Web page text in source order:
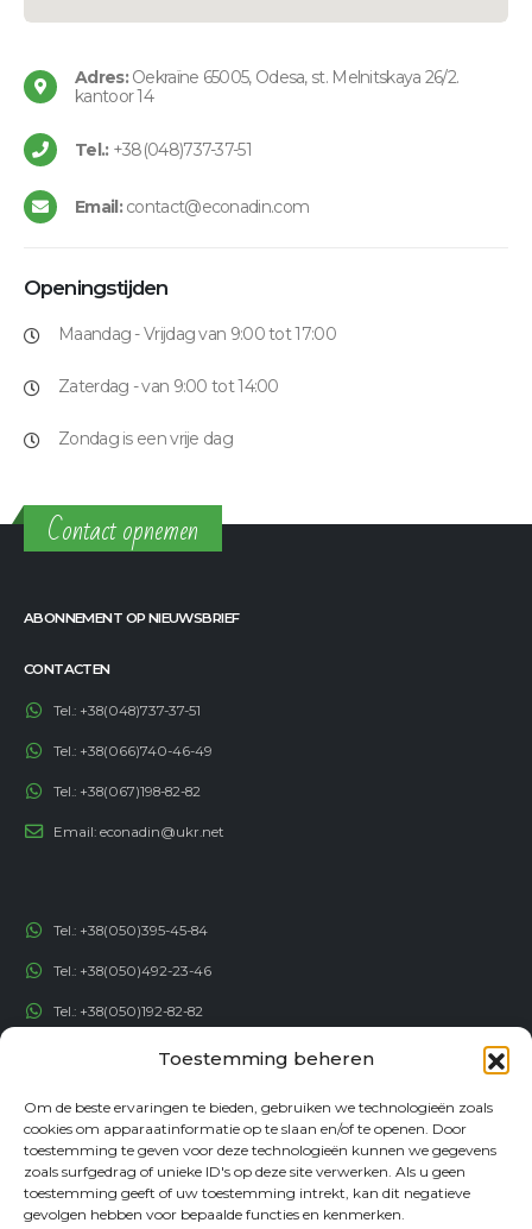
Toestemming beheren
Om de beste ervaringen te bieden, gebruiken we technologieën zoals
cookies om apparaatinformatie op te slaan en/of te openen. Door
toestemming te geven voor deze technologieën kunnen we gegevens
zoals surfgedrag of unieke ID's op deze site verwerken. Als u geen
toestemming geeft of uw toestemming intrekt, kan dit negatieve
gevolgen hebben voor bepaalde functies en kenmerken.
Adres:Oekraïne 65005, Odesa, st. Melnitskaya 26/2.
kantoor 14
Tel.:+38(048)737-37-51
Email:contact@econadin.com
Openingstijden
Maandag - Vrijdag van 9:00 tot 17:00
Zaterdag - van 9:00 tot 14:00
Zondag is een vrije dag
Contact opnemen
ABONNEMENT OP NIEUWSBRIEF
CONTACTEN
Tel.: +38(048)737-37-51
Tel.: +38(066)740-46-49
Tel.: +38(067)198-82-82
Email: econadin@ukr.net
Tel.: +38(050)395-45-84
Tel.: +38(050)492-23-46
Tel.: +38(050)192-82-82
contact@econadin.com
SOCIALE NETWERKEN